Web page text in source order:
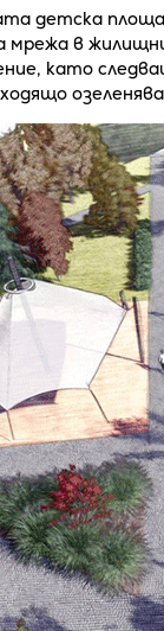
детска
мрежа в
като